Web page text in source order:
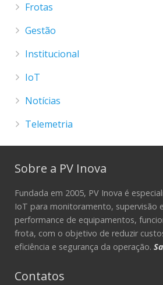
Frotas
Gestão
Institucional
IoT
Notícias
Telemetria
Sobre a PV Inova
Fundada em 2005, PV Inova é
IoT para monitoramento, supervisão
performance de equipamentos,
frota, com o objetivo de reduzir
eficiência e segurança da operação.
Contatos